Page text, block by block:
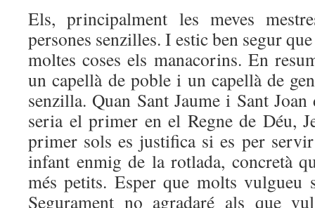
Els, principalment les meves
persones senzilles. I estic ben segur
moltes coses els manacorins. En
un capellà de poble i un capellà de
senzilla. Quan Sant Jaume i Sant Joan
seria el primer en el Regne de Déu,
primer sols es justifica si es per
infant enmig de la rotlada, concretà
més petits. Esper que molts vulgueu
Segurament no agradaré als que